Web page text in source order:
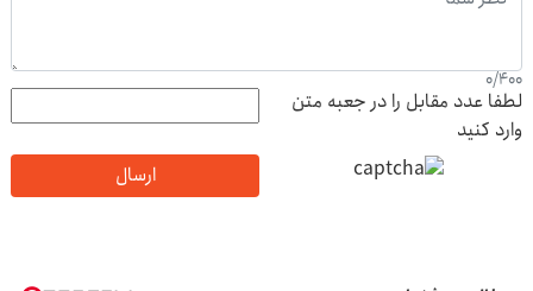
0/400
لطفا عدد مقابل را در جعبه متن
وارد کنید
ارسال